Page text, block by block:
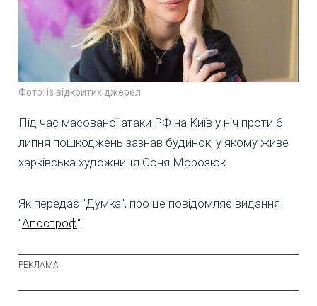
Фото: із відкритих джерел
Під час масованої атаки РФ на Київ у ніч проти 6
липня пошкоджень зазнав будинок, у якому живе
харківська художниця Соня Морозюк.
Як передає "Думка", про це повідомляє видання
"Апостроф".